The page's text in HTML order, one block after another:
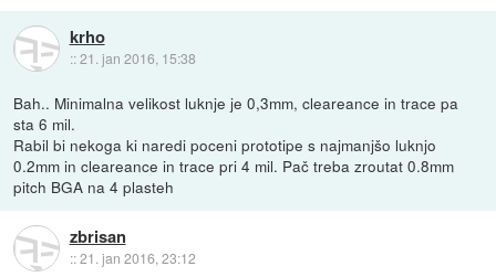
krho
::21. jan 2016, 15:38
Bah.. Minimalna velikost luknje je 0,3mm, cleareance in trace pa
sta 6 mil.
Rabil bi nekoga ki naredi poceni prototipe s najmanjšo luknjo
0.2mm in cleareance in trace pri 4 mil. Pač treba zroutat 0.8mm
pitch BGA na 4 plasteh
zbrisan
::21. jan 2016, 23:12